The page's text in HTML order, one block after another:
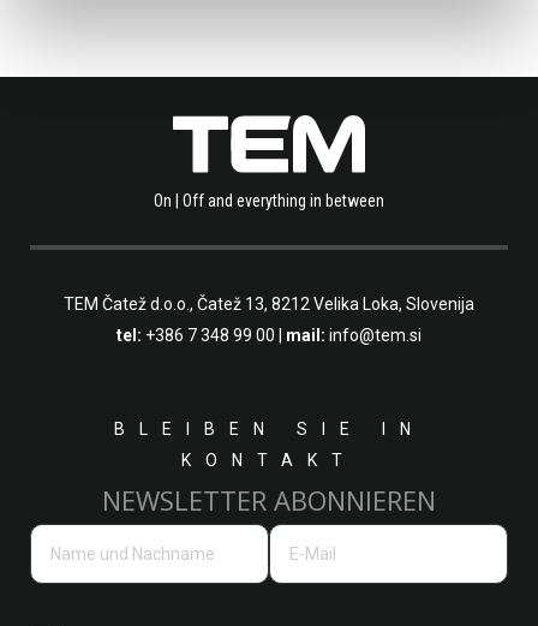
On | Off and everything in between
TEM Čatež d.o.o., Čatež 13, 8212 Velika Loka, Slovenija
tel: +386 7 348 99 00 mail: info@tem.si
BLEIBEN SIE IN
KONTAKT
NEWSLETTER ABONNIEREN